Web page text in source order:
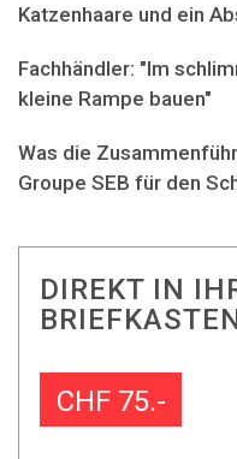
Katzenhaare und ein
Fachhändler: "Im
kleine Rampe bauen"
Was die
Groupe SEB für den
DIREKT IN
CHF 75.-